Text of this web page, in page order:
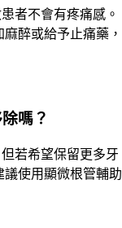
者不會有疼痛感。
醉或給予止痛藥，
嗎？
若希望保留更多牙
使用顯微根管輔助